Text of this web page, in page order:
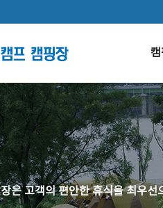
캠
은 고객의 편안한 휴식을 최우